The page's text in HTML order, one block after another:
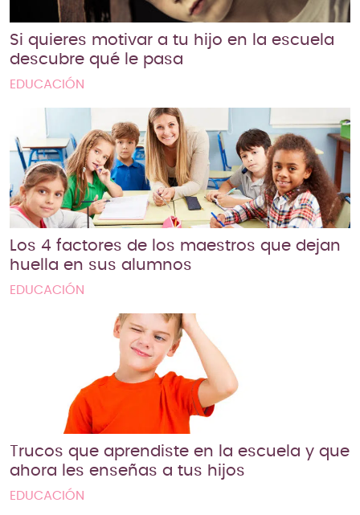
Si quieres motivar a tu hijo en la escuela
descubre qué le pasa
EDUCACIÓN
Los 4 factores de los maestros que dejan
huella en sus alumnos
EDUCACIÓN
Trucos que aprendiste en la escuela y que
ahora les enseñas a tus hijos
EDUCACIÓN